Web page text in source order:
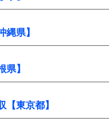
縄県】
県】
【東京都】